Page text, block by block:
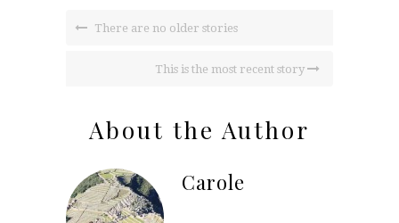
There are no older stories
This is the most recent story
About the Author
Carole